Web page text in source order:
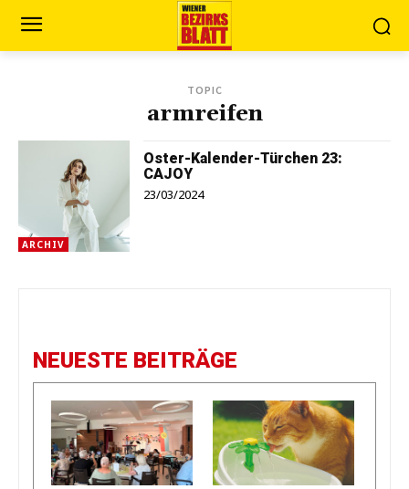
TOPIC
armreifen
ARCHIV
Oster-Kalender-Türchen 23:
CAJOY
23/03/2024
NEUESTE BEITRÄGE